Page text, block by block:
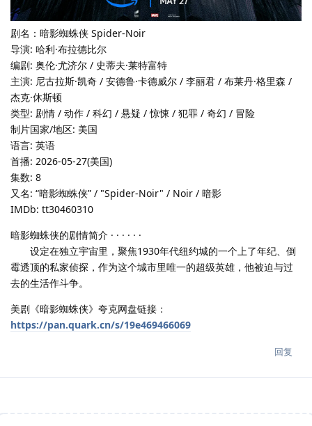
剧名：暗影蜘蛛侠 Spider-Noir
导演: 哈利·布拉德比尔
编剧: 奥伦·尤济尔 / 史蒂夫·莱特富特
主演: 尼古拉斯·凯奇 / 安德鲁·卡德威尔 / 李丽君 / 布莱丹·格里森 /
杰克·休斯顿
类型: 剧情 / 动作 / 科幻 / 悬疑 / 惊悚 / 犯罪 / 奇幻 / 冒险
制片国家/地区: 美国
语言: 英语
首播: 2026-05-27(美国)
集数: 8
又名: “暗影蜘蛛侠” / "Spider-Noir" / Noir‎ / 暗影
IMDb: tt30460310
暗影蜘蛛侠的剧情简介 · · · · · ·
设定在独立宇宙里，聚焦1930年代纽约城的一个上了年纪、倒
霉透顶的私家侦探，作为这个城市里唯一的超级英雄，他被迫与过
去的生活作斗争。
美剧《暗影蜘蛛侠》夸克网盘链接：
https://pan.quark.cn/s/19e469466069
回复